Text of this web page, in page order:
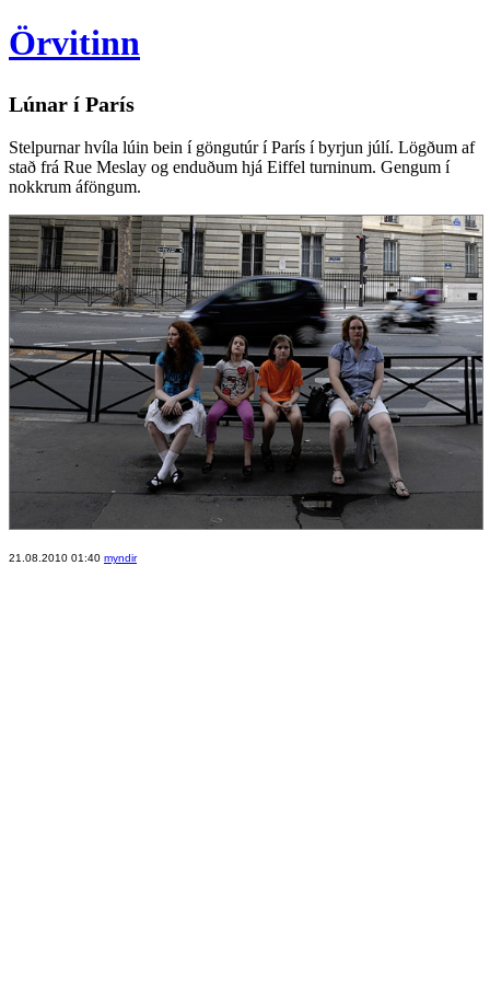
Örvitinn
Lúnar í París
Stelpurnar hvíla lúin bein í göngutúr í París í byrjun júlí. Lögðum af
stað frá Rue Meslay og enduðum hjá Eiffel turninum. Gengum í
nokkrum áföngum.
21.08.2010 01:40 myndir